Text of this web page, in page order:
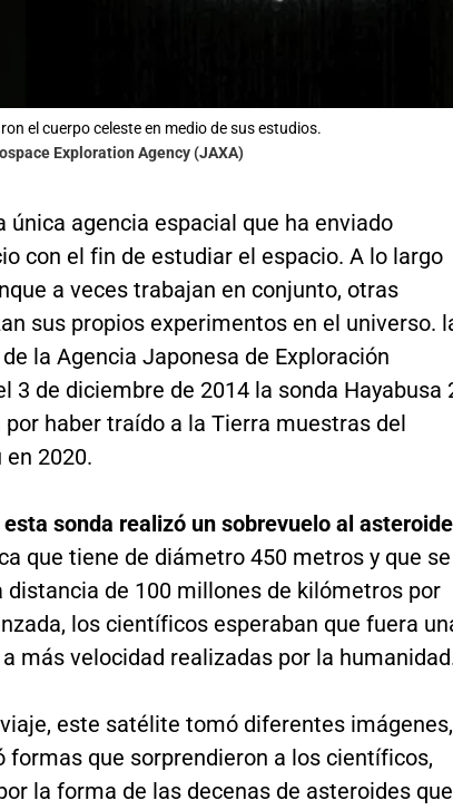
el cuerpo celeste en medio de sus estudios.
Exploration Agency (JAXA)
única agencia espacial que ha enviado
con el fin de estudiar el espacio. A lo largo
a veces trabajan en conjunto, otras
sus propios experimentos en el universo.
la Agencia Japonesa de Exploración
3 de diciembre de 2014 la sonda Hayabusa
haber traído a la Tierra muestras del
en 2020.
sonda realizó un sobrevuelo al asteroide
que tiene de diámetro 450 metros y que se
distancia de 100 millones de kilómetros por
los científicos esperaban que fuera
más velocidad realizadas por la
este satélite tomó diferentes imágenes,
formas que sorprendieron a los científicos,
la forma de las decenas de asteroides que